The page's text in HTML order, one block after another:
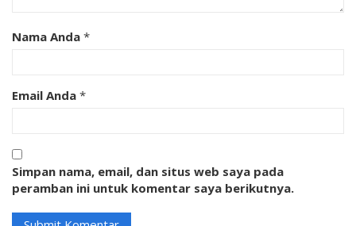
Nama Anda *
Email Anda *
Simpan nama, email, dan situs web saya pada
peramban ini untuk komentar saya berikutnya.